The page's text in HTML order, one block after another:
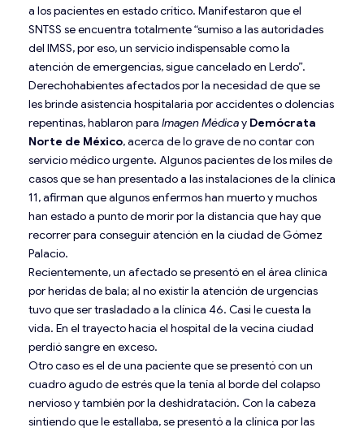
a los pacientes en estado crítico. Manifestaron que el
SNTSS se encuentra totalmente “sumiso a las autoridades
del IMSS, por eso, un servicio indispensable como la
atención de emergencias, sigue cancelado en Lerdo”.
Derechohabientes afectados por la necesidad de que se
les brinde asistencia hospitalaria por accidentes o dolencias
repentinas, hablaron para Imagen Médicay Demócrata
Norte de México, acerca de lo grave de no contar con
servicio médico urgente. Algunos pacientes de los miles de
casos que se han presentado a las instalaciones de la clínica
11, afirman que algunos enfermos han muerto y muchos
han estado a punto de morir por la distancia que hay que
recorrer para conseguir atención en la ciudad de Gómez
Palacio.
Recientemente, un afectado se presentó en el área clínica
por heridas de bala; al no existir la atención de urgencias
tuvo que ser trasladado a la clínica 46. Casi le cuesta la
vida. En el trayecto hacia el hospital de la vecina ciudad
perdió sangre en exceso.
Otro caso es el de una paciente que se presentó con un
cuadro agudo de estrés que la tenía al borde del colapso
nervioso y también por la deshidratación. Con la cabeza
sintiendo que le estallaba, se presentó a la clínica por las